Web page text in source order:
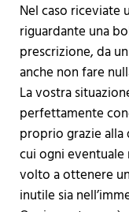
Nel caso riceviate
riguardante una
prescrizione, da
anche non fare
La vostra
perfettamente
proprio grazie
cui ogni
volto a ottenere
inutile sia